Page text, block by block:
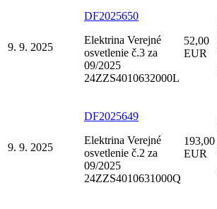
9. 9. 2025
DF2025650
Elektrina Verejné
osvetlenie č.3 za
09/2025
24ZZS4010632000L
52,00
EUR
9. 9. 2025
DF2025649
Elektrina Verejné
osvetlenie č.2 za
09/2025
24ZZS4010631000Q
193,00
EUR